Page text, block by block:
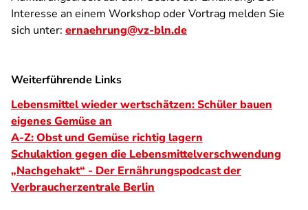
Interesse an einem Workshop oder Vortrag melden Sie
sich unter: ernaehrung@vz-bln.de
Weiterführende Links
Lebensmittel wieder wertschätzen: Schüler bauen
eigenes Gemüse an
A-Z: Obst und Gemüse richtig lagern
Schulaktion gegen die Lebensmittelverschwendung
„Nachgehakt“ - Der Ernährungspodcast der
Verbraucherzentrale Berlin